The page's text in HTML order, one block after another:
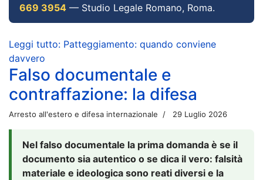
669 3954 — Studio Legale Romano, Roma.
Leggi tutto: Patteggiamento: quando conviene
davvero
Falso documentale e
contraffazione: la difesa
Arresto all'estero e difesa internazionale 29 Luglio 2026
Nel falso documentale la prima domanda è se il
documento sia autentico o se dica il vero: falsità
materiale e ideologica sono reati diversi e la